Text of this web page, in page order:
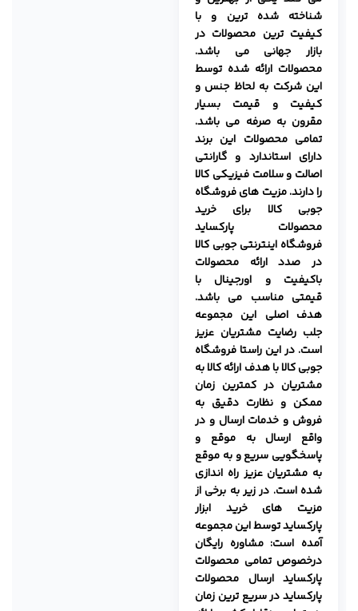
شناخته شده ترین و با
کیفیت ترین محصولات در
بازار جهانی می باشد.
محصولات ارائه شده توسط
این شرکت به لحاظ جنس و
کیفیت و قیمت بسیار
مقرون به صرفه می باشد.
تمامی محصولات این برند
دارای استاندارد و گارانتی
اصالت و سلامت فیزیکی کالا
را دارند.مزیت های فروشگاه
جوبی کالا برای خرید
محصولات پارکساید
فروشگاه اینترنتی جوبی کالا
در صدد ارائه محصولات
باکیفیت و اورجینال با
قیمتی مناسب می باشد.
هدف اصلی این مجموعه
جلب رضایت مشتریان عزیز
است. در این راستا فروشگاه
جوبی کالا با هدف ارائه کالا به
مشتریان در کمترین زمان
ممکن و نظارت دقیق به
فروش و خدمات ارسال و در
واقع ارسال به موقع و
پاسخگویی سریع و به موقع
به مشتریان عزیز راه اندازی
شده است. در زیر به برخی از
مزیت های خرید ابزار
پارکساید توسط این مجموعه
آمده است: مشاوره رایگان
درخصوص تمامی محصولات
پارکسایدارسال محصولات
پارکساید در سریع ترین زمان